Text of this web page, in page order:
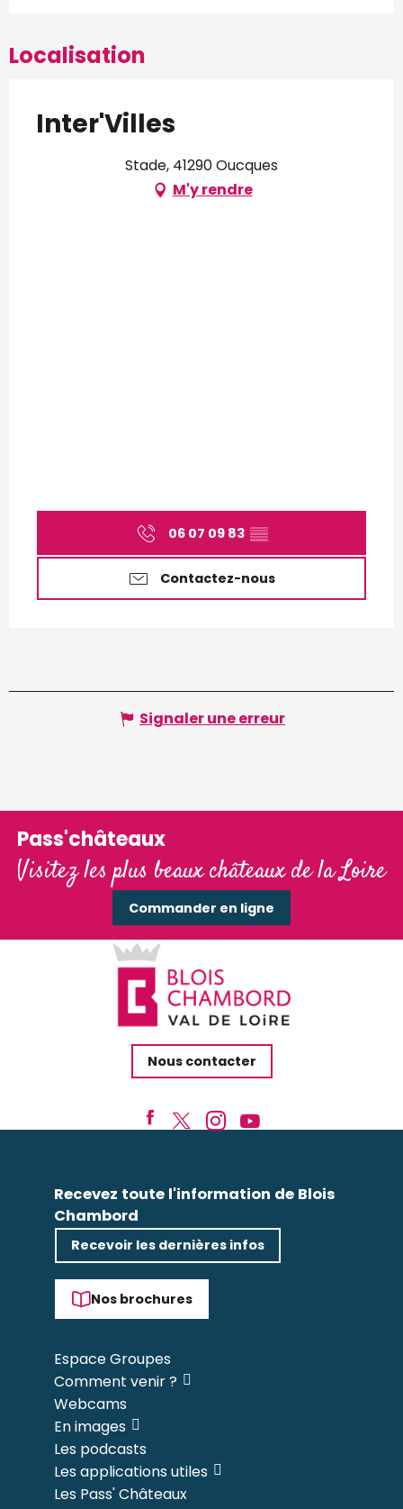
Localisation
Inter'Villes
Stade, 41290 Oucques
M'y rendre
06 07 09 83 ▒▒
Contactez-nous
Signaler une erreur
Pass'châteaux
Visitez les plus beaux châteaux de la Loire
Commander en ligne
Nous contacter
Recevez toute l'information de Blois
Chambord
Recevoir les dernières infos
Nos brochures
Espace Groupes
Comment venir ?
Webcams
En images
Les podcasts
Les applications utiles
Les Pass' Châteaux